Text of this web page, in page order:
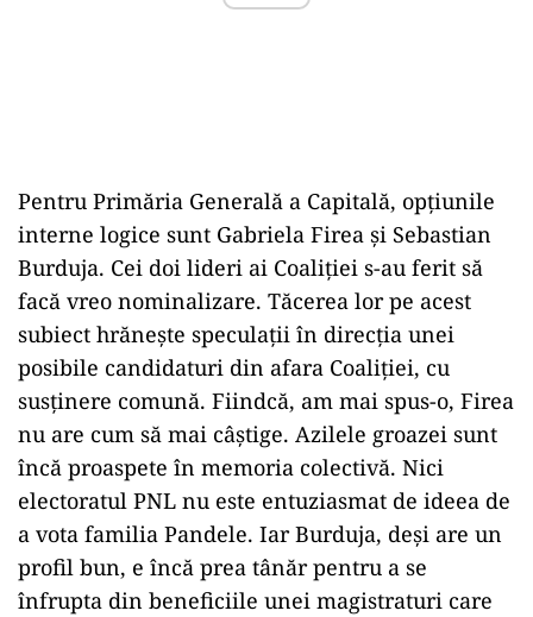
Pentru Primăria Generală a Capitală, opțiunile
interne logice sunt Gabriela Firea și Sebastian
Burduja. Cei doi lideri ai Coaliției s-au ferit să
facă vreo nominalizare. Tăcerea lor pe acest
subiect hrănește speculații în direcția unei
posibile candidaturi din afara Coaliției, cu
susținere comună. Fiindcă, am mai spus-o, Firea
nu are cum să mai câștige. Azilele groazei sunt
încă proaspete în memoria colectivă. Nici
electoratul PNL nu este entuziasmat de ideea de
a vota familia Pandele. Iar Burduja, deși are un
profil bun, e încă prea tânăr pentru a se
înfrupta din beneficiile unei magistraturi care